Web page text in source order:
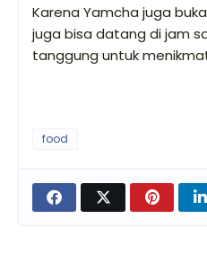
Karena Yamcha juga
juga bisa datang di jam
tanggung untuk
food